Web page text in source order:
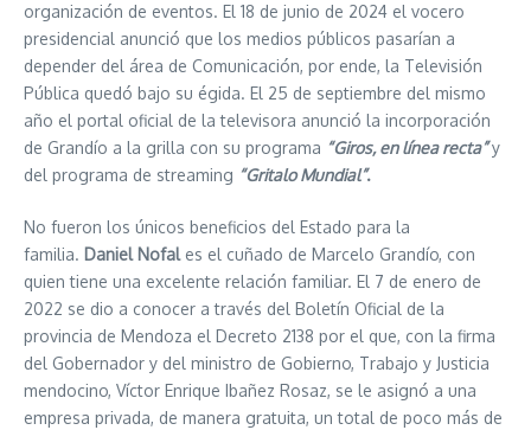
organización de eventos. El 18 de junio de 2024 el vocero
presidencial anunció que los medios públicos pasarían a
depender del área de Comunicación, por ende, la Televisión
Pública quedó bajo su égida. El 25 de septiembre del mismo
año el portal oficial de la televisora anunció la incorporación
de Grandío a la grilla con su programa “Giros, en línea recta”y
del programa de streaming “Gritalo Mundial”.
No fueron los únicos beneficios del Estado para la
familia. Daniel Nofales el cuñado de Marcelo Grandío, con
quien tiene una excelente relación familiar. El 7 de enero de
2022 se dio a conocer a través del Boletín Oficial de la
provincia de Mendoza el Decreto 2138 por el que, con la firma
del Gobernador y del ministro de Gobierno, Trabajo y Justicia
mendocino, Víctor Enrique Ibañez Rosaz, se le asignó a una
empresa privada, de manera gratuita, un total de poco más de